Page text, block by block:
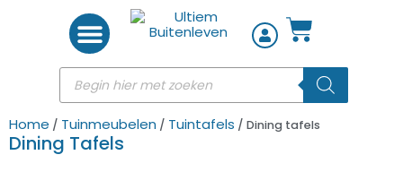
Home / Tuinmeubelen / Tuintafels / Dining tafels
Dining Tafels